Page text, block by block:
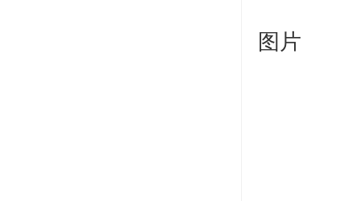
图片